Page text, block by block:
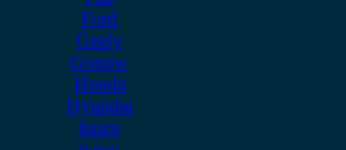
Ford
Geely
Gonow
Honda
Hyundai
Isuzu